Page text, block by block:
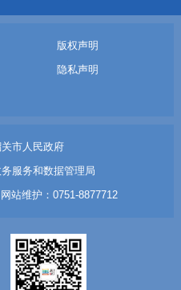
版权声明
隐私声明
市人民政府
服务和数据管理局
站维护：0751-8877712